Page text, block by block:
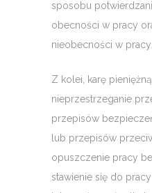
sposobu
obecności w pracy
nieobecności w pracy.
Z kolei, karę
nieprzestrzeganie
przepisów
lub przepisów
opuszczenie pracy
stawienie się do